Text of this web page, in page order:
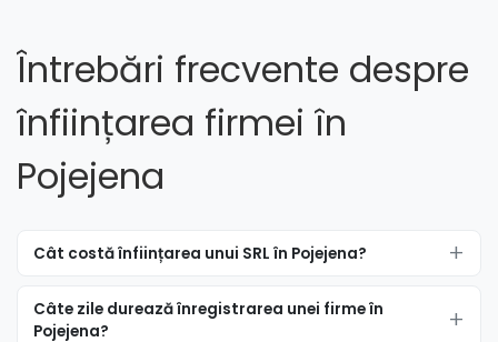
Întrebări frecvente despre
înființarea firmei în
Pojejena
Cât costă înființarea unui SRL în Pojejena?
Câte zile durează înregistrarea unei firme în
Pojejena?